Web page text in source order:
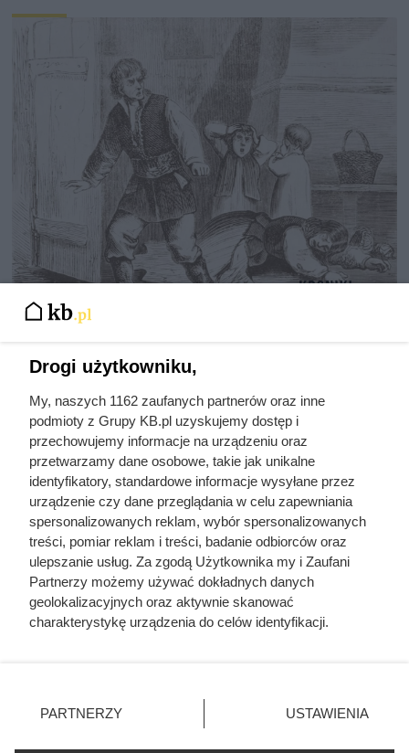
Prawdziwy koszmar chłopek
zaczynał się po zamknięciu drzwi
domu
farby
farby akrylowe
fototapety
modne kolory ścian
naklejki na meble i
ścianę
wykończenie ścian
Inne serwisy Grupy KB.pl
Informacje prawne
Drogi użytkowniku,
My, naszych 1162 zaufanych partnerów oraz inne
podmioty z Grupy KB.pl uzyskujemy dostęp i
przechowujemy informacje na urządzeniu oraz
przetwarzamy dane osobowe, takie jak unikalne
identyfikatory, standardowe informacje wysyłane przez
urządzenie czy dane przeglądania w celu zapewniania
spersonalizowanych reklam, wybór spersonalizowanych
treści, pomiar reklam i treści, badanie odbiorców oraz
ulepszanie usług. Za zgodą Użytkownika my i Zaufani
Partnerzy możemy używać dokładnych danych
geolokalizacyjnych oraz aktywnie skanować
charakterystykę urządzenia do celów identyfikacji.
zmienić/wycofać klikając przycisk ustawień prywatności
znajdujący się w lewym dolnym rogu strony. Niektóre
PARTNERZY USTAWIENIA